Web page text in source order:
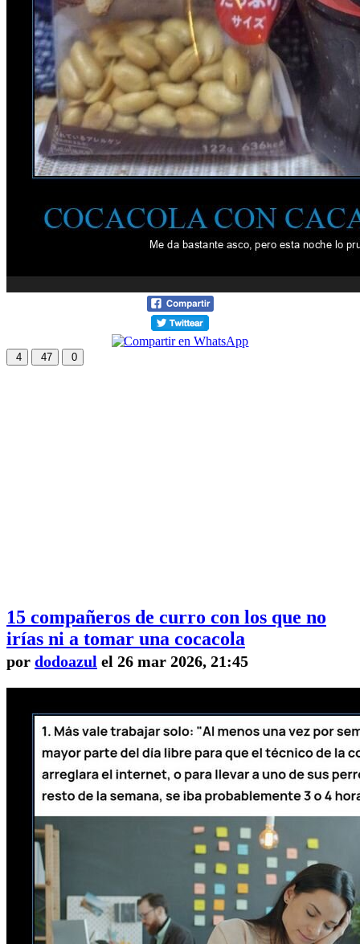
4 47 0
15 compañeros de curro con los que no
irías ni a tomar una cocacola
por dodoazul el 26 mar 2026, 21:45